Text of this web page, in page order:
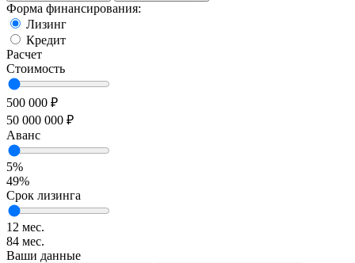
Форма финансирования:
Лизинг
Кредит
Расчет
Стоимость
500 000 ₽
50 000 000 ₽
Аванс
5%
49%
Срок лизинга
12 мес.
84 мес.
Ваши данные